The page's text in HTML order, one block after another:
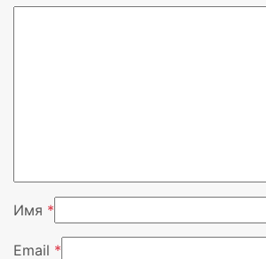
Имя *
Email *